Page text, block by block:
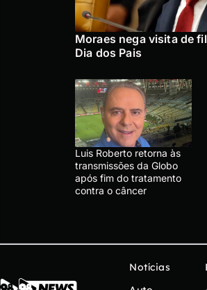
Moraes nega visita de
Dia dos Pais
Luis Roberto retorna às
transmissões da Globo
após fim do tratamento
contra o câncer
Notícias